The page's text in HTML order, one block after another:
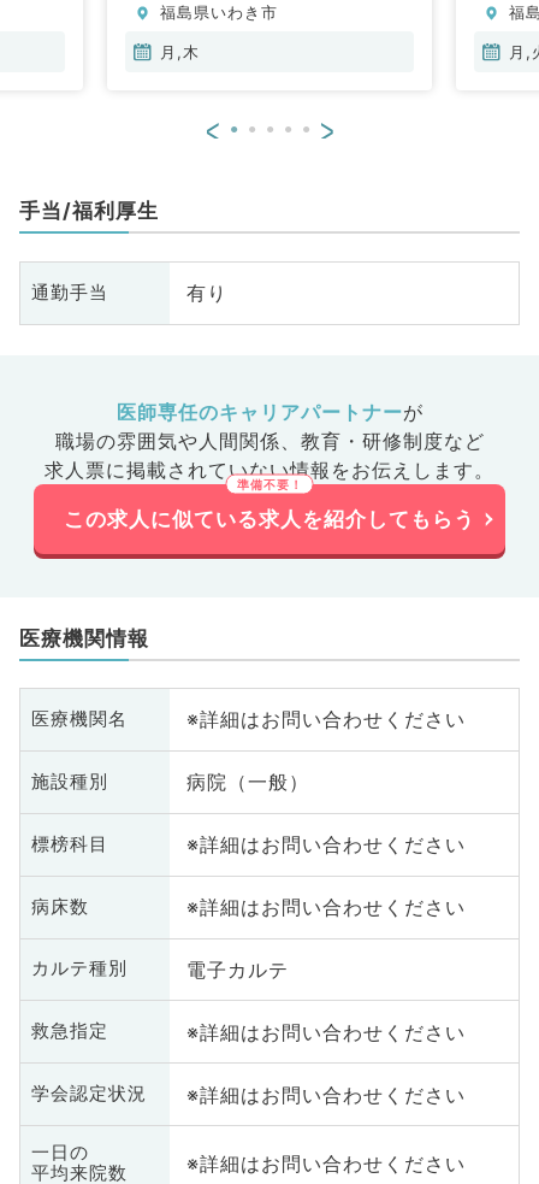
福島県いわき市
月,木
福
月,
< >
手当/福利厚生
通勤手当 有り
医師専任のキャリアパートナーが
職場の雰囲気や人間関係、 教育・研修制度など
求人票に掲載されていない情報をお伝えします。
この求人に似ている求人を紹介してもらう
医療機関情報
医療機関名 ※詳細はお問い合わせください
施設種別 病院（一般）
標榜科目 ※詳細はお問い合わせください
病床数 ※詳細はお問い合わせください
カルテ種別 電子カルテ
救急指定 ※詳細はお問い合わせください
学会認定状況 ※詳細はお問い合わせください
一日の
平均来院数
※詳細はお問い合わせください